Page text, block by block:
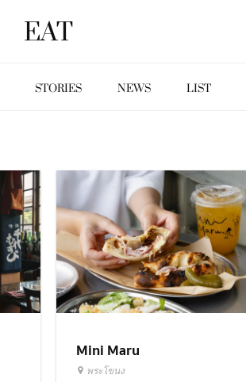
EAT
STORIES NEWS LIST
Mini Maru
พระโขนง